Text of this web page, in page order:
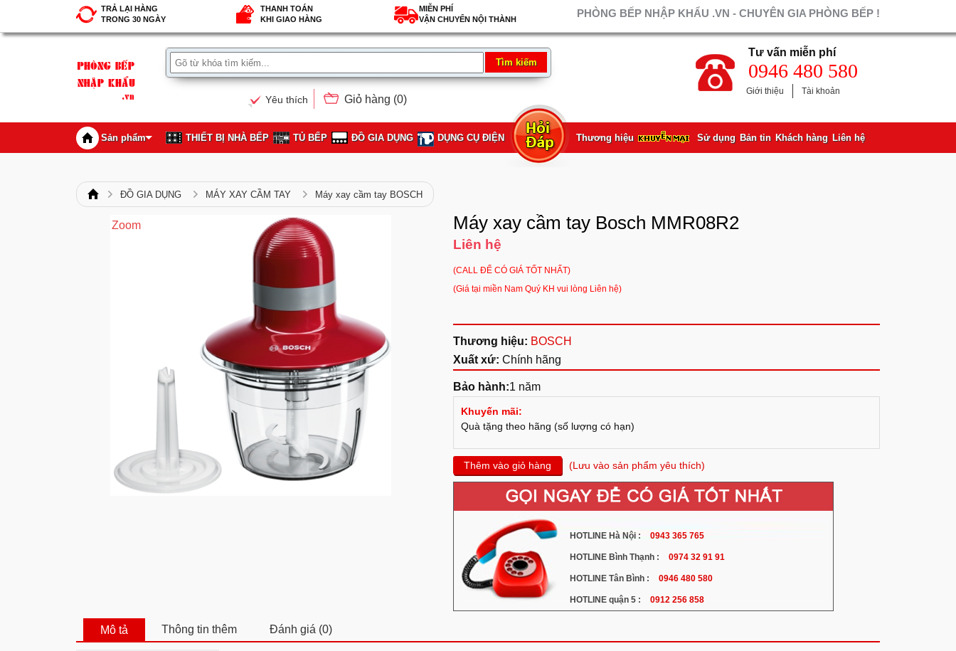
TRẢ LẠI HÀNG
TRONG 30 NGÀY
THANH TOÁN
KHI GIAO HÀNG
MIỄN PHÍ
VẬN CHUYỂN NỘI THÀNH
PHÒNG BẾP NHẬP KHẨU .VN - CHUYÊN GIA PHÒNG BẾP !
Giỏ hàng (0)
Yêu thích
Tư vấn miễn phí
0946 480 580
Giới thiệu Tài khoản
Sản phẩm THIẾT BỊ NHÀ BẾP TỦ BẾP ĐỒ GIA DỤNG DỤNG CỤ ĐIỆN Thương hiệu Sử dụng Bản tin Khách hàng Liên hệ
ĐỒ GIA DỤNG MÁY XAY CẦM TAY Máy xay cầm tay BOSCH
Zoom Máy xay cầm tay Bosch MMR08R2
Liên hệ
(CALL ĐỂ CÓ GIÁ TỐT NHẤT)
(Giá tại miền Nam Quý KH vui lòng Liên hệ)
Thương hiệu: BOSCH
Xuất xứ: Chính hãng
Bảo hành:1 năm
Khuyến mãi:
Quà tặng theo hãng (số lượng có hạn)
Thêm vào giỏ hàng (Lưu vào sản phẩm yêu thích)
HOTLINE Hà Nội : 0943 365 765
HOTLINE Bình Thạnh : 0974 32 91 91
HOTLINE Tân Bình : 0946 480 580
HOTLINE quận 5 : 0912 256 858
Mô tả Thông tin thêm Đánh giá (0)